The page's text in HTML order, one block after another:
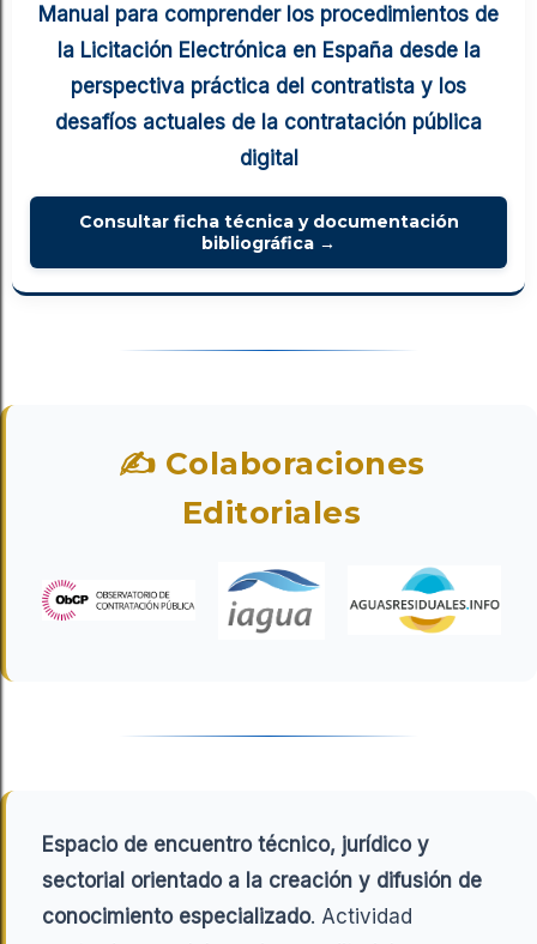
Manual para comprender los procedimientos de
la Licitación Electrónica en España desde la
perspectiva práctica del contratista y los
desafíos actuales de la contratación pública
digital
Consultar ficha técnica y documentación
bibliográfica →
✍ Colaboraciones
Editoriales
Espacio de encuentro técnico, jurídico y
sectorial orientado a la creación y difusión de
conocimiento especializado. Actividad